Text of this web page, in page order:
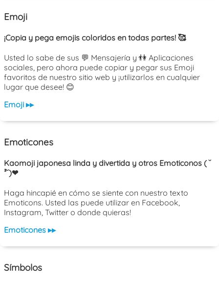
Emoji
¡Copia y pega emojis coloridos en todas partes! 🥰
Usted lo sabe de sus 💬 Mensajería y 👫 Aplicaciones
sociales, pero ahora puede copiar y pegar sus Emoji
favoritos de nuestro sitio web y ¡utilizarlos en cualquier
lugar que desee! 😊
Emoji ▸▸
Emoticones
Kaomoji japonesa linda y divertida y otros Emoticonos ( ˘
³˘)❤
Haga hincapié en cómo se siente con nuestro texto
Emoticons. Usted las puede utilizar en Facebook,
Instagram, Twitter o donde quieras!
Emoticones ▸▸
Símbolos